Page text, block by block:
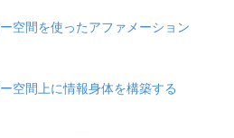
空間を使ったアファメーション
空間上に情報身体を構築する